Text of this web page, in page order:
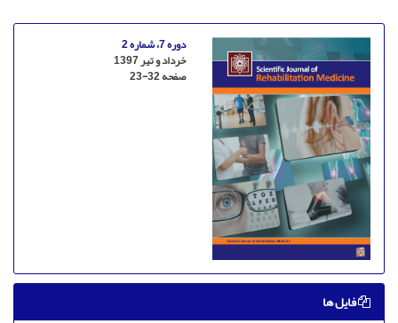
دوره 7، شماره 2
خرداد و تیر 1397
صفحه23-32
فایل ها